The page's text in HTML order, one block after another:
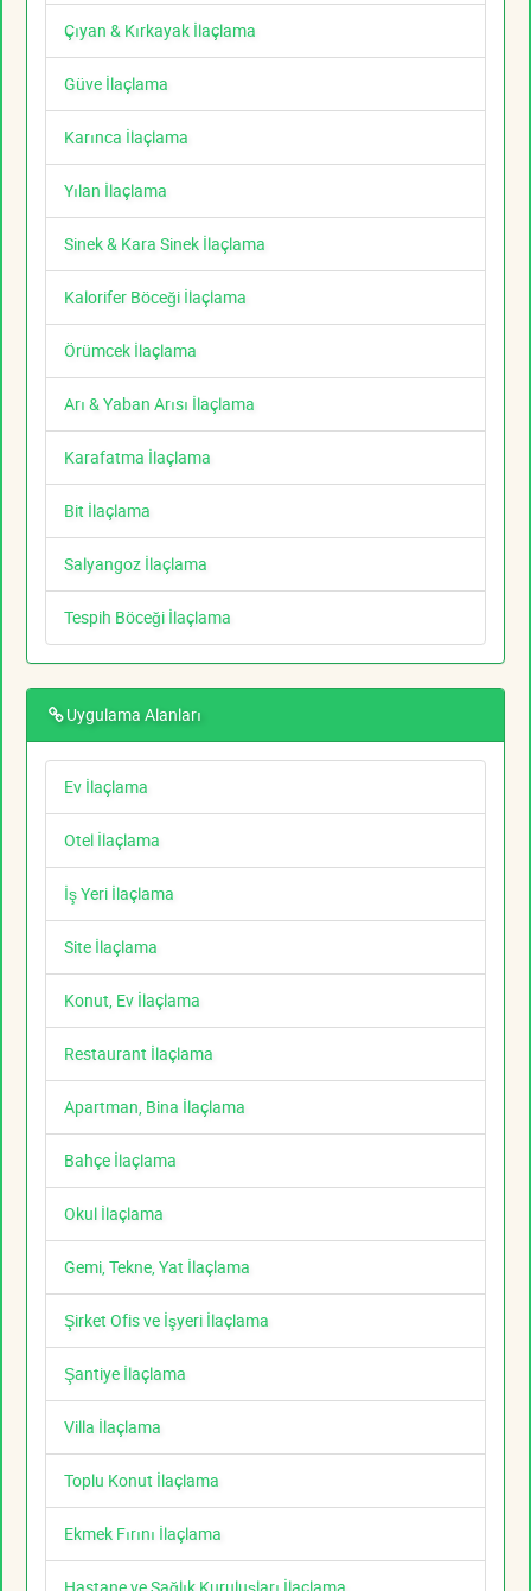
Çıyan & Kırkayak İlaçlama
Güve İlaçlama
Karınca İlaçlama
Yılan İlaçlama
Sinek & Kara Sinek İlaçlama
Kalorifer Böceği İlaçlama
Örümcek İlaçlama
Arı & Yaban Arısı İlaçlama
Karafatma İlaçlama
Bit İlaçlama
Salyangoz İlaçlama
Tespih Böceği İlaçlama
Uygulama Alanları
Ev İlaçlama
Otel İlaçlama
İş Yeri İlaçlama
Site İlaçlama
Konut, Ev İlaçlama
Restaurant İlaçlama
Apartman, Bina İlaçlama
Bahçe İlaçlama
Okul İlaçlama
Gemi, Tekne, Yat İlaçlama
Şirket Ofis ve İşyeri İlaçlama
Şantiye İlaçlama
Villa İlaçlama
Toplu Konut İlaçlama
Ekmek Fırını İlaçlama